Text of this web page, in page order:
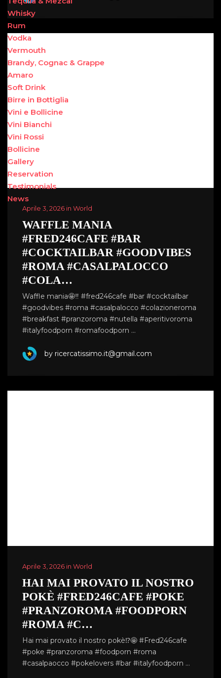
Whisky
Rum
Vodka
Vermouth
Brandy, Cognac & Grappe
Amaro
Soft Drink
Birre in Bottiglia
Vini e Bollicine
Vini Bianchi
Vini Rossi
Bollicine
Gallery
Reservation
Testimonials
News
Aprile 3, 2026 in World
WAFFLE MANIA
#FRED246CAFE #BAR
#COCKTAILBAR #GOODVIBES
#ROMA #CASALPALOCCO
#COLA…
Waffle mania🤩‼️ #fred246cafe #bar #cocktailbar
#goodvibes #roma #casalpalocco #colazioneroma
#breakfast #pranzoroma #nutella #aperitivoroma
#italyfoodporn #romafoodporn …
by ricercatissimo.it@gmail.com
Aprile 3, 2026 in World
HAI MAI PROVATO IL NOSTRO
POKÈ #FRED246CAFE #POKE
#PRANZOROMA #FOODPORN
#ROMA #C…
Hai mai provato il nostro pokè⁉️🤩 #Fred246cafe
#poke #pranzoroma #foodporn #roma
#casalpaocco #pokelovers #bar #italyfoodporn …